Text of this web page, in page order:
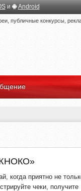
и Android
публичные конкурсы,
когда приятно не
чеки, получите